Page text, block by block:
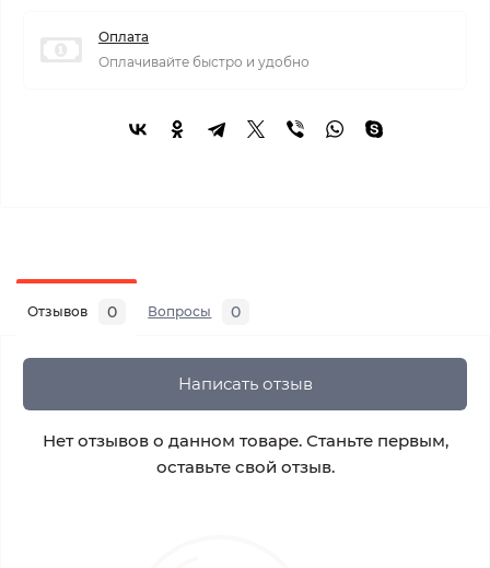
Оплата
Оплачивайте быстро и удобно
Отзывов 0 Вопросы 0
Написать отзыв
Нет отзывов о данном товаре. Станьте первым,
оставьте свой отзыв.